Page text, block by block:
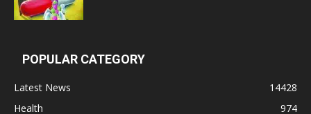
POPULAR CATEGORY
Latest News
14428
Health
974